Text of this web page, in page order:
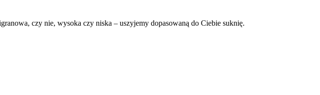
czy nie, wysoka czy niska – uszyjemy dopasowaną do Ciebie suknię.